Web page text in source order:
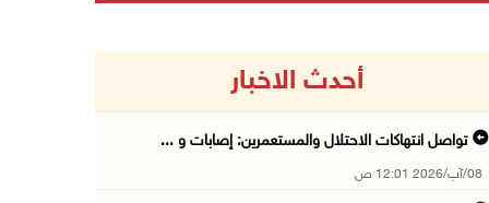
أحدث الاخبار
تواصل انتهاكات الاحتلال والمستعمرين: إصابات و ...
08/آب/2026 12:01 ص